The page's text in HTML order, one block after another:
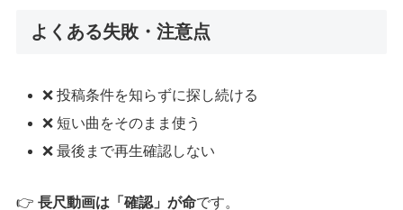
よくある失敗・注意点
❌ 投稿条件を知らずに探し続ける
❌ 短い曲をそのまま使う
❌ 最後まで再生確認しない
👉長尺動画は「確認」が命です。